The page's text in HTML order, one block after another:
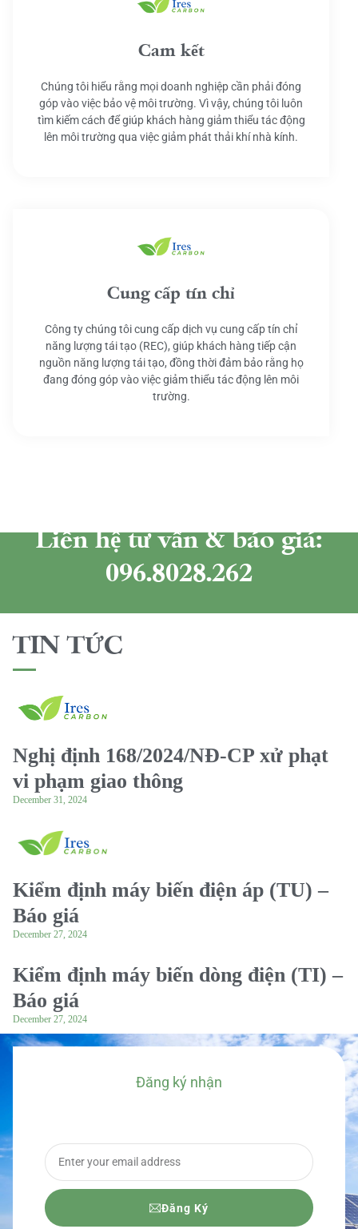
Cam kết
Chúng tôi hiểu rằng mọi doanh nghiệp cần phải đóng
góp vào việc bảo vệ môi trường. Vì vậy, chúng tôi luôn
tìm kiếm cách để giúp khách hàng giảm thiểu tác động
lên môi trường qua việc giảm phát thải khí nhà kính.
Cung cấp tín chỉ
Công ty chúng tôi cung cấp dịch vụ cung cấp tín chỉ
năng lượng tái tạo (REC), giúp khách hàng tiếp cận
nguồn năng lượng tái tạo, đồng thời đảm bảo rằng họ
đang đóng góp vào việc giảm thiểu tác động lên môi
trường.
Liên hệ tư vấn & báo giá:
096.8028.262
TIN TỨC
Nghị định 168/2024/NĐ-CP xử phạt
vi phạm giao thông
December 31, 2024
Kiểm định máy biến điện áp (TU) –
Báo giá
December 27, 2024
Kiểm định máy biến dòng điện (TI) –
Báo giá
December 27, 2024
Đăng ký nhận
Đăng Ký